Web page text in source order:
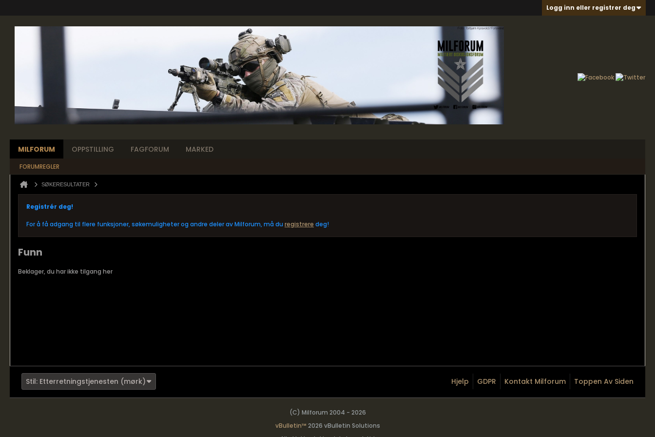
Logg inn eller registrer deg
MILFORUM OPPSTILLING FAGFORUM MARKED
FORUMREGLER
SØKERESULTATER
Registrér deg!
For å få adgang til flere funksjoner, søkemuligheter og andre deler av Milforum, må du registrere deg!
Funn
Beklager, du har ikke tilgang her
Stil: Etterretningstjenesten (mørk) Hjelp GDPR Kontakt Milforum Toppen Av Siden
(C) Milforum 2004 - 2026
vBulletin™ 2026 vBulletin Solutions